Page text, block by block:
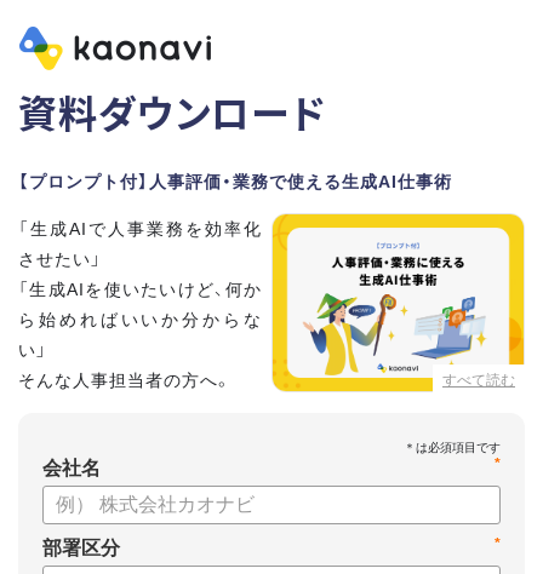
資料ダウンロード
【プロンプト付】人事評価・業務で使える生成AI仕事術
すべて読む
「生成AIで人事業務を効率化
させたい」
「生成AIを使いたいけど、何か
ら始めればいいか分からな
い」
そんな人事担当者の方へ。
本資料では、人事担当者300名の実態調査をもとに現場ですぐ
に役立つ生成AI活用術を紹介しています。
生成AI利用時のポイントや注意事項もまとめているため、これ
から始める方も安心です。評価シートフォーマットの作成や素
案の生成など、コピペで使えるプロンプトも収録！
*
会社名
*
部署区分